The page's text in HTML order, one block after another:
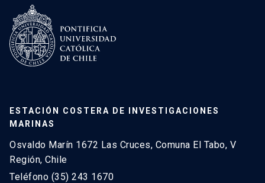
ESTACIÓN COSTERA DE INVESTIGACIONES
MARINAS
Osvaldo Marín 1672 Las Cruces, Comuna El Tabo, V
Región, Chile
Teléfono (35) 243 1670